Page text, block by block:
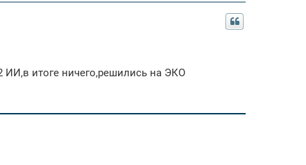
ИИ,в итоге ничего,решились на ЭКО